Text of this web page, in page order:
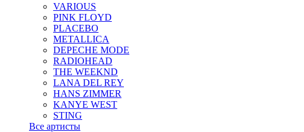
VARIOUS
PINK FLOYD
PLACEBO
METALLICA
DEPECHE MODE
RADIOHEAD
THE WEEKND
LANA DEL REY
HANS ZIMMER
KANYE WEST
STING
Все артисты